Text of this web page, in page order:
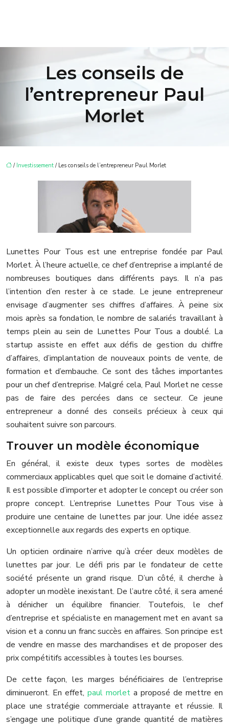
Les conseils de
l’entrepreneur Paul
Morlet
/ Investissement / Les conseils de l’entrepreneur Paul Morlet
Lunettes Pour Tous est une entreprise fondée par Paul
Morlet. À l’heure actuelle, ce chef d’entreprise a implanté de
nombreuses boutiques dans différents pays. Il n’a pas
l’intention d’en rester à ce stade. Le jeune entrepreneur
envisage d’augmenter ses chiffres d’affaires. À peine six
mois après sa fondation, le nombre de salariés travaillant à
temps plein au sein de Lunettes Pour Tous a doublé. La
startup assiste en effet aux défis de gestion du chiffre
d’affaires, d’implantation de nouveaux points de vente, de
formation et d’embauche. Ce sont des tâches importantes
pour un chef d’entreprise. Malgré cela, Paul Morlet ne cesse
pas de faire des percées dans ce secteur. Ce jeune
entrepreneur a donné des conseils précieux à ceux qui
souhaitent suivre son parcours.
Trouver un modèle économique
En général, il existe deux types sortes de modèles
commerciaux applicables quel que soit le domaine d’activité.
Il est possible d’importer et adopter le concept ou créer son
propre concept. L’entreprise Lunettes Pour Tous vise à
produire une centaine de lunettes par jour. Une idée assez
exceptionnelle aux regards des experts en optique.
Un opticien ordinaire n’arrive qu’à créer deux modèles de
lunettes par jour. Le défi pris par le fondateur de cette
société présente un grand risque. D’un côté, il cherche à
adopter un modèle inexistant. De l’autre côté, il sera amené
à dénicher un équilibre financier. Toutefois, le chef
d’entreprise et spécialiste en management met en avant sa
vision et a connu un franc succès en affaires. Son principe est
de vendre en masse des marchandises et de proposer des
prix compétitifs accessibles à toutes les bourses.
De cette façon, les marges bénéficiaires de l’entreprise
diminueront. En effet, paul morlet a proposé de mettre en
place une stratégie commerciale attrayante et réussie. Il
s’engage une politique d’une grande quantité de matières